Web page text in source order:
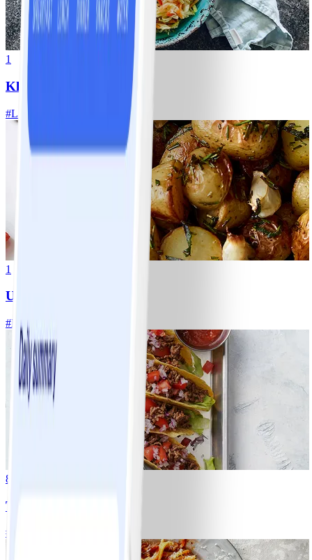
1
Klassisk vitkålssallad
#Lätt
1
Ugnsrostad potatis
#Lätt5 MIN
8
Tacos
#